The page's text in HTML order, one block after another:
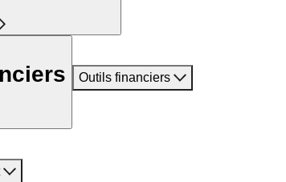
Outils financiers